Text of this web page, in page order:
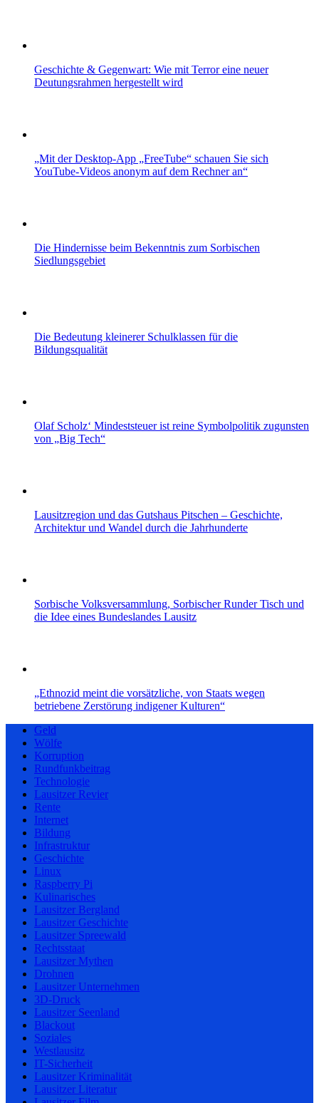
Geschichte & Gegenwart: Wie mit Terror eine neuer
Deutungsrahmen hergestellt wird
„Mit der Desktop-App „FreeTube“ schauen Sie sich
YouTube-Videos anonym auf dem Rechner an“
Die Hindernisse beim Bekenntnis zum Sorbischen
Siedlungsgebiet
Die Bedeutung kleinerer Schulklassen für die
Bildungsqualität
Olaf Scholz‘ Mindeststeuer ist reine Symbolpolitik zugunsten
von „Big Tech“
Lausitzregion und das Gutshaus Pitschen – Geschichte,
Architektur und Wandel durch die Jahrhunderte
Sorbische Volksversammlung, Sorbischer Runder Tisch und
die Idee eines Bundeslandes Lausitz
„Ethnozid meint die vorsätzliche, von Staats wegen
betriebene Zerstörung indigener Kulturen“
Geld
Wölfe
Korruption
Rundfunkbeitrag
Technologie
Lausitzer Revier
Rente
Internet
Bildung
Infrastruktur
Geschichte
Linux
Raspberry Pi
Kulinarisches
Lausitzer Bergland
Lausitzer Geschichte
Lausitzer Spreewald
Rechtsstaat
Lausitzer Mythen
Drohnen
Lausitzer Unternehmen
3D-Druck
Lausitzer Seenland
Blackout
Soziales
Westlausitz
IT-Sicherheit
Lausitzer Kriminalität
Lausitzer Literatur